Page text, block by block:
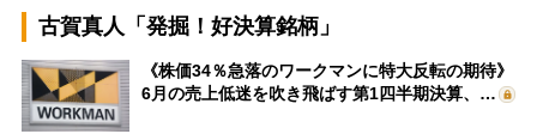
古賀真人「発掘！好決算銘柄」
《株価34％急落のワークマンに特大反転の期待》
6月の売上低迷を吹き飛ばす第1四半期決算、…